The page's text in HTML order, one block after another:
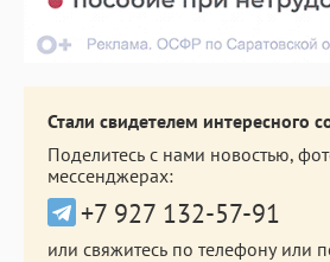
Стали свидетелем интересного
Поделитесь с нами новостью,
мессенджерах:
+7 927 132-57-91
или свяжитесь по телефону или